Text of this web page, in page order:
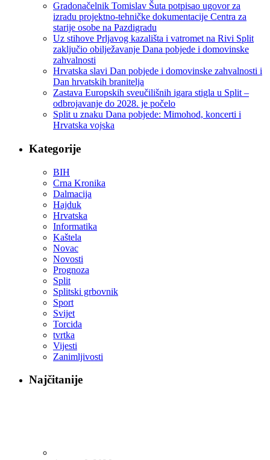
Gradonačelnik Tomislav Šuta potpisao ugovor za
izradu projektno-tehničke dokumentacije Centra za
starije osobe na Pazdigradu
Uz stihove Prljavog kazališta i vatromet na Rivi Split
zaključio obilježavanje Dana pobjede i domovinske
zahvalnosti
Hrvatska slavi Dan pobjede i domovinske zahvalnosti i
Dan hrvatskih branitelja
Zastava Europskih sveučilišnih igara stigla u Split –
odbrojavanje do 2028. je počelo
Split u znaku Dana pobjede: Mimohod, koncerti i
Hrvatska vojska
Kategorije
BIH
Crna Kronika
Dalmacija
Hajduk
Hrvatska
Informatika
Kaštela
Novac
Novosti
Prognoza
Split
Splitski grbovnik
Sport
Svijet
Torcida
tvrtka
Vijesti
Zanimljivosti
Najčitanije